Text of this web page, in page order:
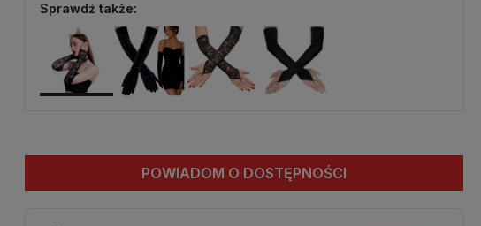
Sprawdź także:
POWIADOM O DOSTĘPNOŚCI